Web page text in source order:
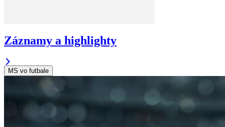
Záznamy a highlighty
MS vo futbale